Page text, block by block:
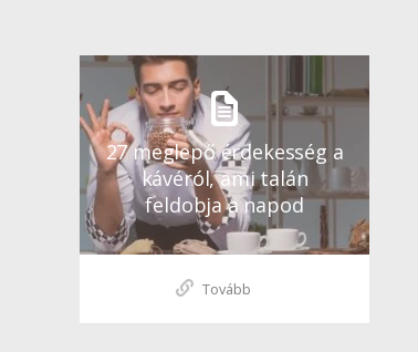
27 meglepő érdekesség a
kávéról, ami talán
feldobja a napod
Tovább